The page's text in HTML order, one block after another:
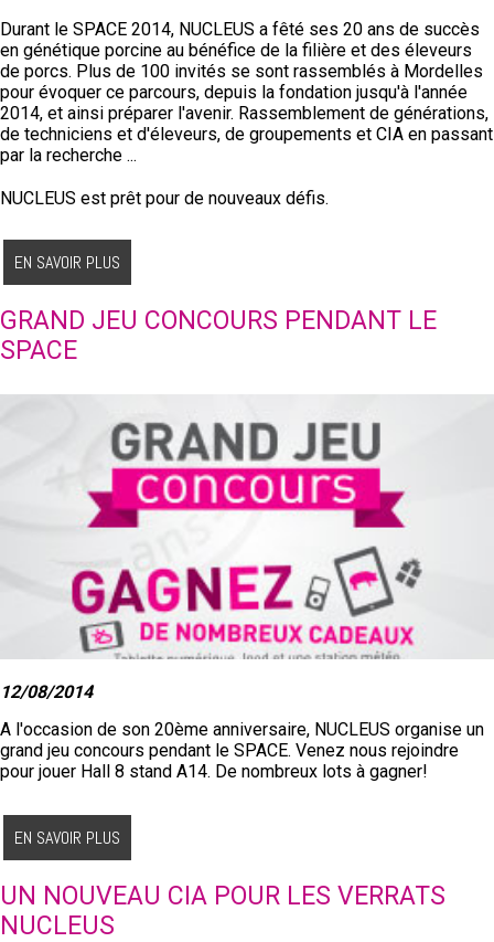
Durant le SPACE 2014, NUCLEUS a fêté ses 20 ans de succès
en génétique porcine au bénéfice de la filière et des éleveurs
de porcs. Plus de 100 invités se sont rassemblés à Mordelles
pour évoquer ce parcours, depuis la fondation jusqu'à l'année
2014, et ainsi préparer l'avenir. Rassemblement de générations,
de techniciens et d'éleveurs, de groupements et CIA en passant
par la recherche ...
NUCLEUS est prêt pour de nouveaux défis.
EN SAVOIR PLUS
GRAND JEU CONCOURS PENDANT LE
SPACE
12/08/2014
A l'occasion de son 20ème anniversaire, NUCLEUS organise un
grand jeu concours pendant le SPACE. Venez nous rejoindre
pour jouer Hall 8 stand A14. De nombreux lots à gagner!
EN SAVOIR PLUS
UN NOUVEAU CIA POUR LES VERRATS
NUCLEUS